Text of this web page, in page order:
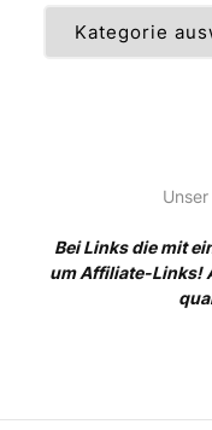
Bei Links die mit
um Affiliate-Links!